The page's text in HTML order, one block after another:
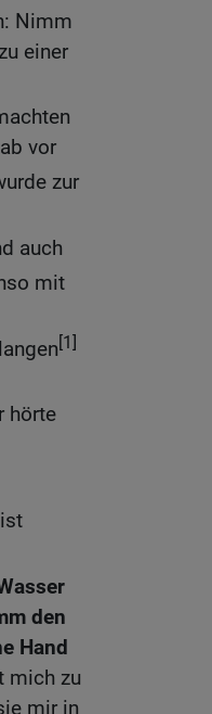
Nimm
einer
vor
zur
auch
mit
[1]
hörte
den
Hand
mich zu
mir in